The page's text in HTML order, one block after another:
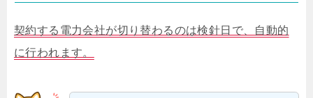
契約する電力会社が切り替わるのは検針日で、自動的
に行われます。